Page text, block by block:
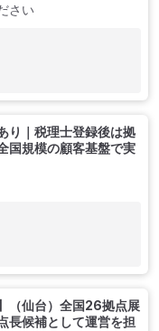
さい
り｜税理士登録後は拠
国規模の顧客基盤で実
（仙台）全国26拠点展
長候補として運営を担